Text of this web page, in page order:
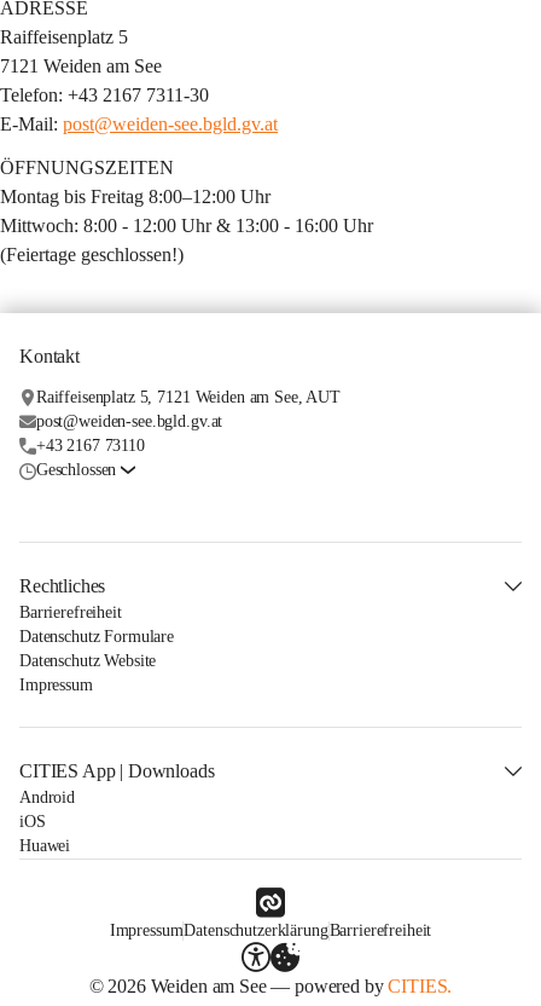
ADRESSE
Raiffeisenplatz 5
7121 Weiden am See
Telefon: +43 2167 7311-30
E-Mail: post@weiden-see.bgld.gv.at
ÖFFNUNGSZEITEN
Montag bis Freitag 8:00–12:00 Uhr
Mittwoch: 8:00 - 12:00 Uhr & 13:00 - 16:00 Uhr
(Feiertage geschlossen!)
Kontakt
Raiffeisenplatz 5, 7121 Weiden am See, AUT
post@weiden-see.bgld.gv.at
+43 2167 73110
Geschlossen
Rechtliches
Barrierefreiheit
Datenschutz Formulare
Datenschutz Website
Impressum
CITIES App | Downloads
Android
iOS
Huawei
ImpressumDatenschutzerklärungBarrierefreiheit
© 2026 Weiden am See — powered byCITIES.